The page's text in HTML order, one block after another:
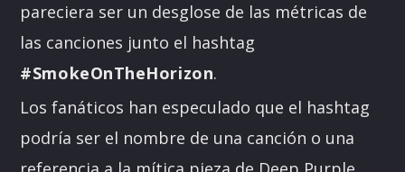
pareciera ser un desglose de las métricas de
las canciones junto el hashtag
#SmokeOnTheHorizon.
Los fanáticos han especulado que el hashtag
podría ser el nombre de una canción o una